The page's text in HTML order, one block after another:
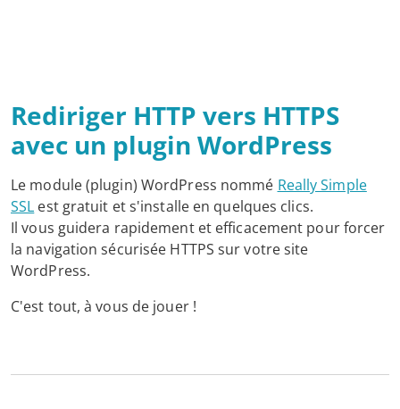
Rediriger HTTP vers HTTPS
avec un plugin WordPress
Le module (plugin) WordPress nommé Really Simple
SSL est gratuit et s'installe en quelques clics.
Il vous guidera rapidement et efficacement pour forcer
la navigation sécurisée HTTPS sur votre site
WordPress.
C'est tout, à vous de jouer !